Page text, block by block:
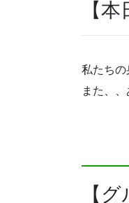
【
私たちの
また、
【